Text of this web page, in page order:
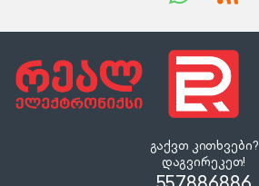
გაქვთ კითხვები?
დაგვირეკეთ!